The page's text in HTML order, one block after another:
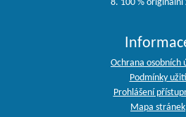
8. 100 % originální
Ochrana osobních
Podmínky užití
Prohlášení
Mapa stránek